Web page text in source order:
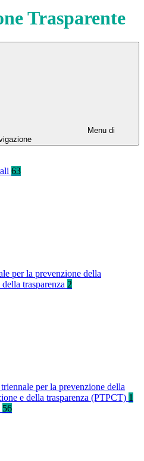
Trasparente
Menu di
63
per la prevenzione della
trasparenza 2
per la prevenzione della
e della trasparenza (PTPCT) 1
56